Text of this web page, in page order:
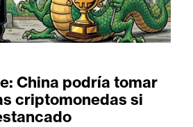
China podría tomar
criptomonedas si